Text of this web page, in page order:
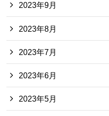
2023年9月
2023年8月
2023年7月
2023年6月
2023年5月